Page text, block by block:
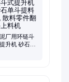
刮板输送机、
厂用环链斗
升机 砂石单